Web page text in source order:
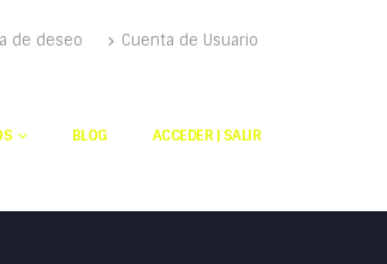
de deseo Cuenta de Usuario
BLOG ACCEDER | SALIR